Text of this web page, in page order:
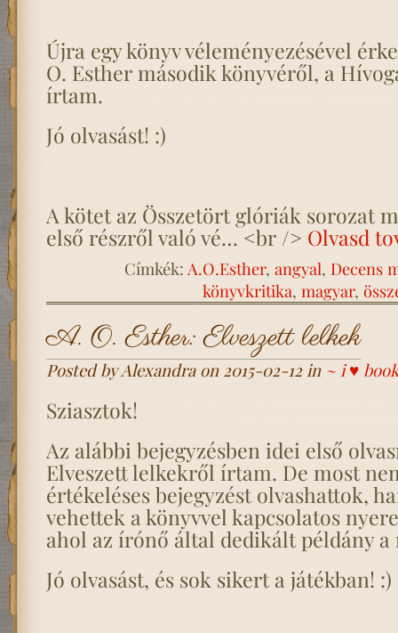
Újra egy könyv véleményezésével
O. Esther második könyvéről, a
írtam.
Jó olvasást! :)
A kötet az Összetört glóriák sorozat
első részről való vé… <br /> Olvasd
Címkék: A.O.Esther, angyal, Decens
könyvkritika, magyar,
A. O. Esther: Elveszett lelkek
Posted by Alexandra on 2015-02-12 in ~ i ♥
Sziasztok!
Az alábbi bejegyzésben idei első
Elveszett lelkekről írtam. De most
értékeléses bejegyzést olvashattok,
vehettek a könyvvel kapcsolatos
ahol az írónő által dedikált példány a
Jó olvasást, és sok sikert a játékban! :)